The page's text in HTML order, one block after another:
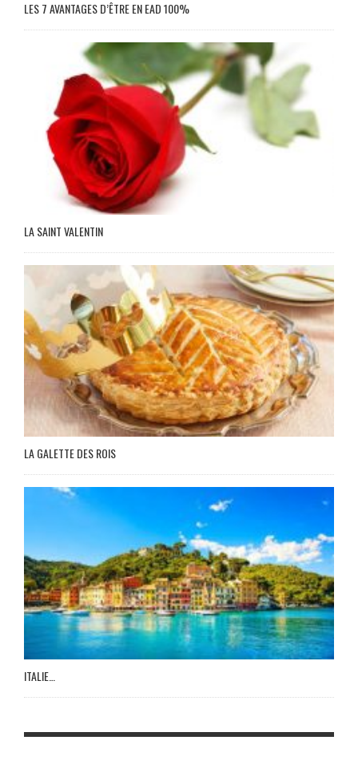
LES 7 AVANTAGES D’ÊTRE EN EAD 100%
LA SAINT VALENTIN
LA GALETTE DES ROIS
ITALIE…